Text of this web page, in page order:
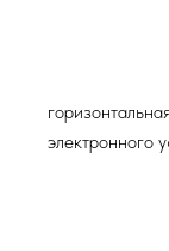
электронного